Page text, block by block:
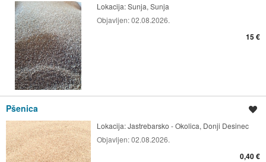
Lokacija:Sunja, Sunja
Objavljen:02.08.2026.
15 €
Pšenica
Lokacija:Jastrebarsko - Okolica, Donji Desinec
Objavljen:02.08.2026.
0,40 €